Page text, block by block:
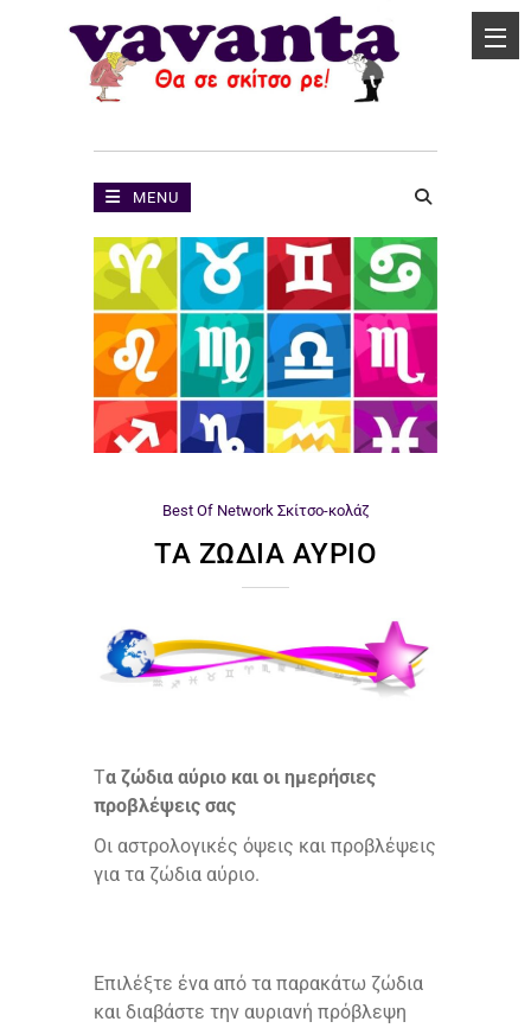
MENU
Best Of Network Σκίτσο-κολάζ
ΤΑ ΖΏΔΙΑ ΑΎΡΙΟ
Τα ζώδια αύριο και οι ημερήσιες
προβλέψεις σας
Οι αστρολογικές όψεις και προβλέψεις
για τα ζώδια αύριο.
Επιλέξτε ένα από τα παρακάτω ζώδια
και διαβάστε την αυριανή πρόβλεψη